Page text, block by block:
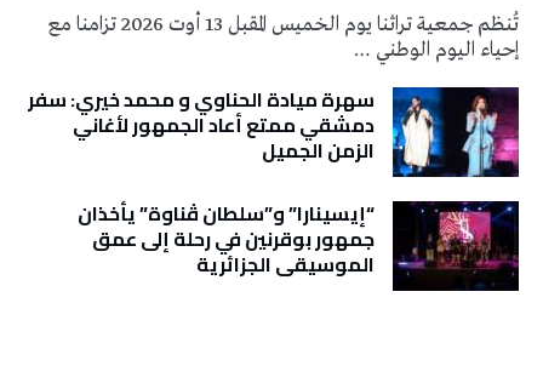
تُنظم جمعية تراثنا يوم الخميس المقبل 13 أوت 2026 تزامنا مع
إحياء اليوم الوطني …
سهرة ميادة الحناوي و محمد خيري: سفر
دمشقي ممتع أعاد الجمهور لأغاني
الزمن الجميل
“إيسينارا” و”سلطان ڤناوة” يأخذان
جمهور بوقرنين في رحلة إلى عمق
الموسيقى الجزائرية